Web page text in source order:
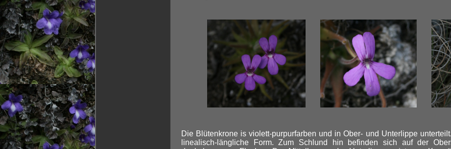
Die Blütenkrone is violett-purpurfarben und in Ober- und Unterlippe
linealisch-längliche Form. Zum Schlund hin befinden sich auf der